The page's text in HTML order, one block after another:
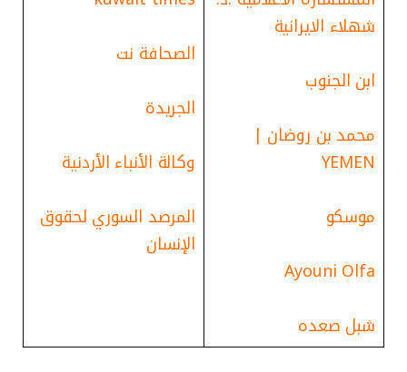
شهلاء الايرانية
ابن الجنوب
محمد بن روضان |
YEMEN
موسكو
Ayouni Olfa
شبل صعده
الصحافة نت
الجريدة
وكالة الأنباء الأردنية
المرصد السوري لحقوق
الإنسان